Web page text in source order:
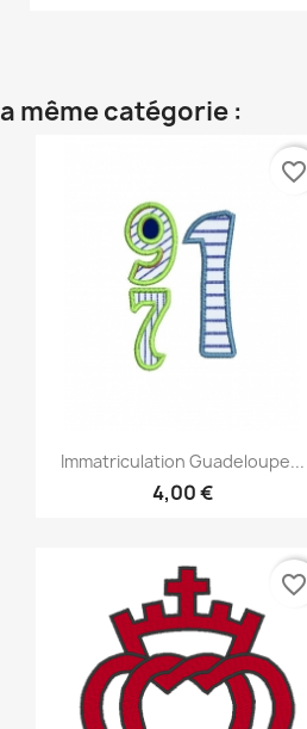
même catégorie :
Aperçu rapide
Immatriculation Guadeloupe...
4,00 €
favorite_border
favorite_border